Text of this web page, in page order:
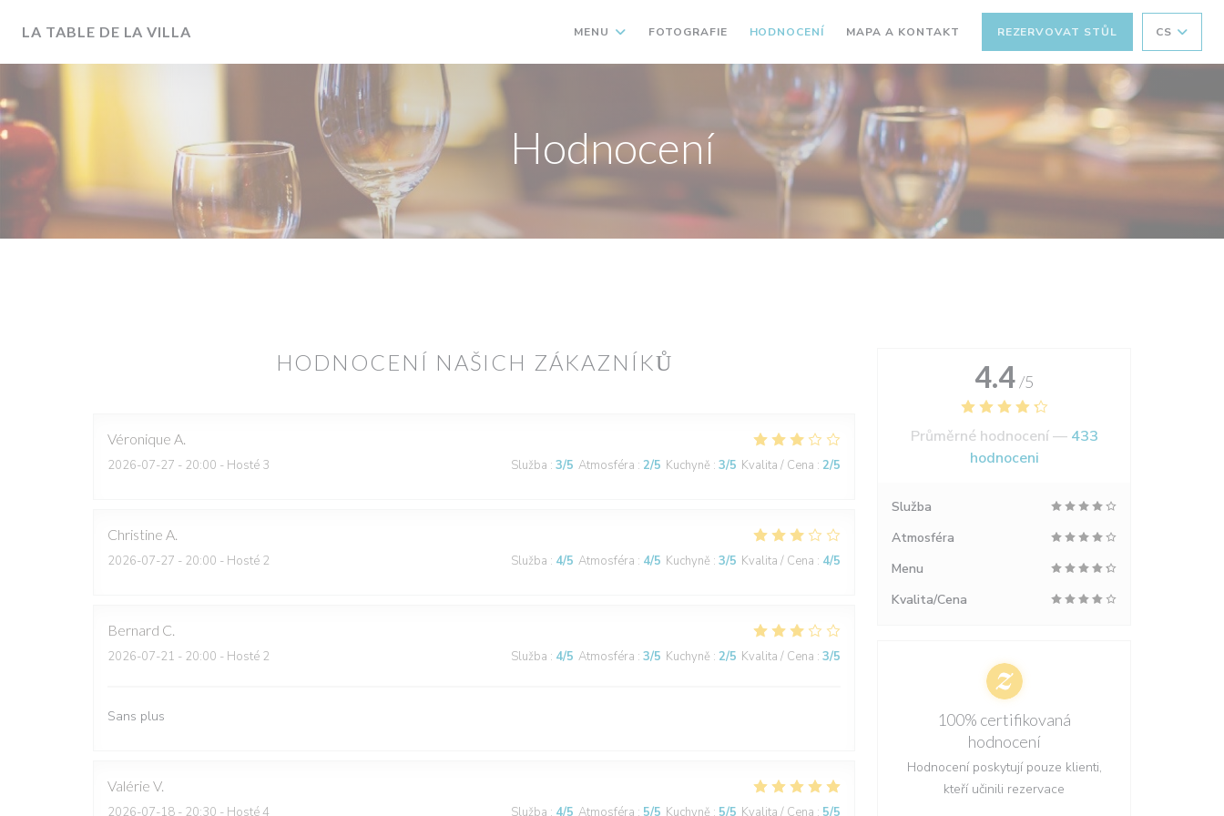
LA TABLE DE LA VILLA MENU FOTOGRAFIE HODNOCENÍ MAPA A KONTAKT REZERVOVAT STŮL CS
Hodnocení
HODNOCENÍ NAŠICH ZÁKAZNÍKŮ
Véronique A
2026-07-27 - 20:00 - Hosté 3 Služba : 3/5 Atmosféra : 2/5 Kuchyně : 3/5 Kvalita / Cena : 2/5
Christine A
2026-07-27 - 20:00 - Hosté 2 Služba : 4/5 Atmosféra : 4/5 Kuchyně : 3/5 Kvalita / Cena : 4/5
Bernard C
2026-07-21 - 20:00 - Hosté 2 Služba : 4/5 Atmosféra : 3/5 Kuchyně : 2/5 Kvalita / Cena : 3/5
Sans plus
Valérie V
2026-07-18 - 20:30 - Hosté 4 Služba : 4/5 Atmosféra : 5/5 Kuchyně : 5/5 Kvalita / Cena : 5/5
4.4 /5
Průměrné hodnocení — 433
hodnoceni
Služba
Atmosféra
Menu
Kvalita/Cena
100% certifikovaná
hodnocení
Hodnocení poskytují pouze klienti,
kteří učinili rezervace